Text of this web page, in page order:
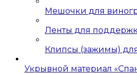
Мешочки для
Ленты для
Клипсы (зажимы)
Укрывной материал